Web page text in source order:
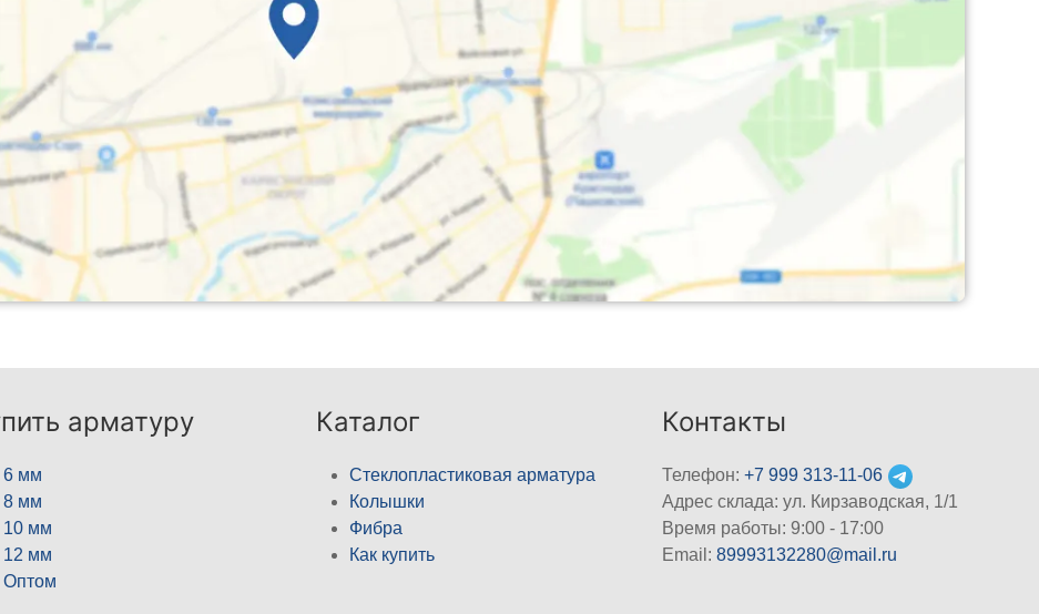
арматуру
6 мм
8 мм
10 мм
12 мм
Оптом
Каталог
Стеклопластиковая арматура
Колышки
Фибра
Как купить
Контакты
Телефон:+7 999 313-11-06
Адрес склада: ул. Кирзаводская, 1/1
Время работы: 9:00 - 17:00
Email:89993132280@mail.ru